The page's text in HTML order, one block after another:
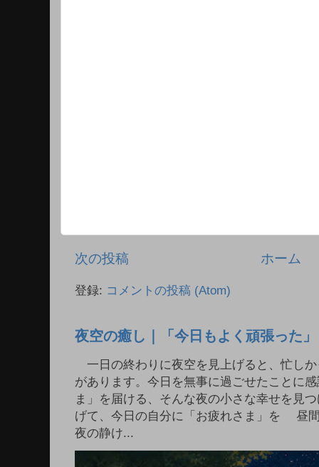
次の投稿 ホーム
登録: コメントの投稿 (Atom)
夜空の癒し｜「今日もよく頑張った
一日の終わりに夜空を見上げると、忙し
があります。今日を無事に過ごせたことに
ま」を届ける、そんな夜の小さな幸せを見
げて、今日の自分に「お疲れさま」を 昼
夜の静け...